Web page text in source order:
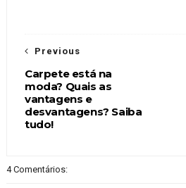
Previous
Carpete está na
moda? Quais as
vantagens e
desvantagens? Saiba
tudo!
4 Comentários: